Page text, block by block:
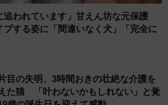
追われています」甘えん坊な元保護
する姿に「間違いなく犬」「完全に
目の失明、3時間おきの壮絶な介護を
た猫 「叶わないかもしれない」と覚